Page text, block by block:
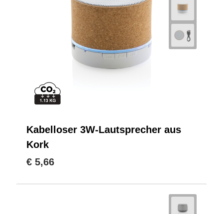
Kabelloser 3W-Lautsprecher aus
Kork
€ 5,66